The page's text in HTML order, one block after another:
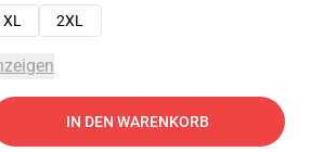
XL 2XL
IN DEN WARENKORB